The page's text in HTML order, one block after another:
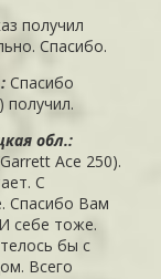
получил
Спасибо.
: Спасибо
получил.
обл.:
Ace 250).
С
Спасибо Вам
себе тоже.
бы с
Всего